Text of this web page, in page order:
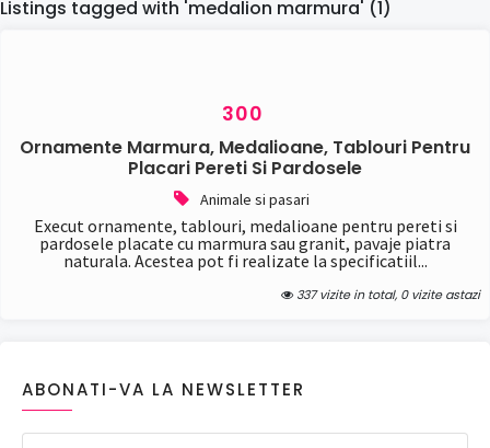
Listings tagged with 'medalion marmura' (1)
300
Ornamente Marmura, Medalioane, Tablouri Pentru
Placari Pereti Si Pardosele
Animale si pasari
Execut ornamente, tablouri, medalioane pentru pereti si
pardosele placate cu marmura sau granit, pavaje piatra
naturala. Acestea pot fi realizate la specificatiil...
337 vizite in total, 0 vizite astazi
ABONATI-VA LA NEWSLETTER